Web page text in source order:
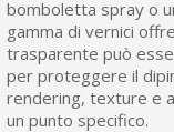
bomboletta spray o
gamma di vernici
trasparente può
per proteggere il
rendering, texture e
un punto specifico.